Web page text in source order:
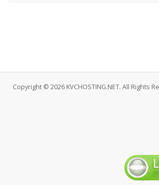
Copyright © 2026 KVCHOSTING.NET. All Rights